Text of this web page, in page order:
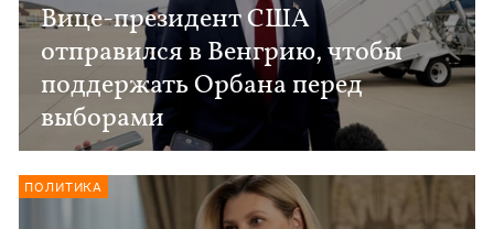
Вице-президент США
отправился в Венгрию, чтобы
поддержать Орбана перед
выборами
ПОЛИТИКА